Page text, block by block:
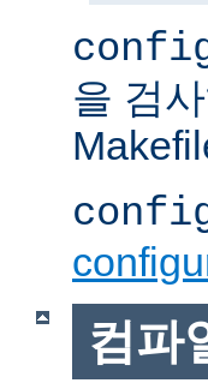
을 검
컴파